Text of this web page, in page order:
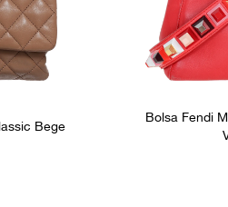
Bege
Bolsa Fendi